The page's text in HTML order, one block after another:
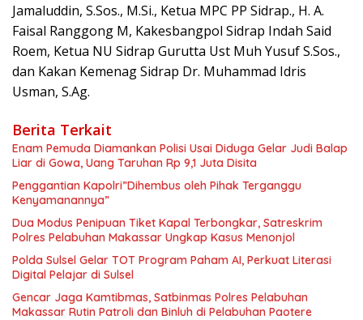
Jamaluddin, S.Sos., M.Si., Ketua MPC PP Sidrap., H. A.
Faisal Ranggong M, Kakesbangpol Sidrap Indah Said
Roem, Ketua NU Sidrap Gurutta Ust Muh Yusuf S.Sos.,
dan Kakan Kemenag Sidrap Dr. Muhammad Idris
Usman, S.Ag.
Berita Terkait
Enam Pemuda Diamankan Polisi Usai Diduga Gelar Judi Balap
Liar di Gowa, Uang Taruhan Rp 9,1 Juta Disita
Penggantian Kapolri”Dihembus oleh Pihak Terganggu
Kenyamanannya”
Dua Modus Penipuan Tiket Kapal Terbongkar, Satreskrim
Polres Pelabuhan Makassar Ungkap Kasus Menonjol
Polda Sulsel Gelar TOT Program Paham AI, Perkuat Literasi
Digital Pelajar di Sulsel
Gencar Jaga Kamtibmas, Satbinmas Polres Pelabuhan
Makassar Rutin Patroli dan Binluh di Pelabuhan Paotere